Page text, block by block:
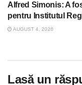
Alfred Simonis: A
pentru Institutul
AUGUST 4, 2026
Lasă un